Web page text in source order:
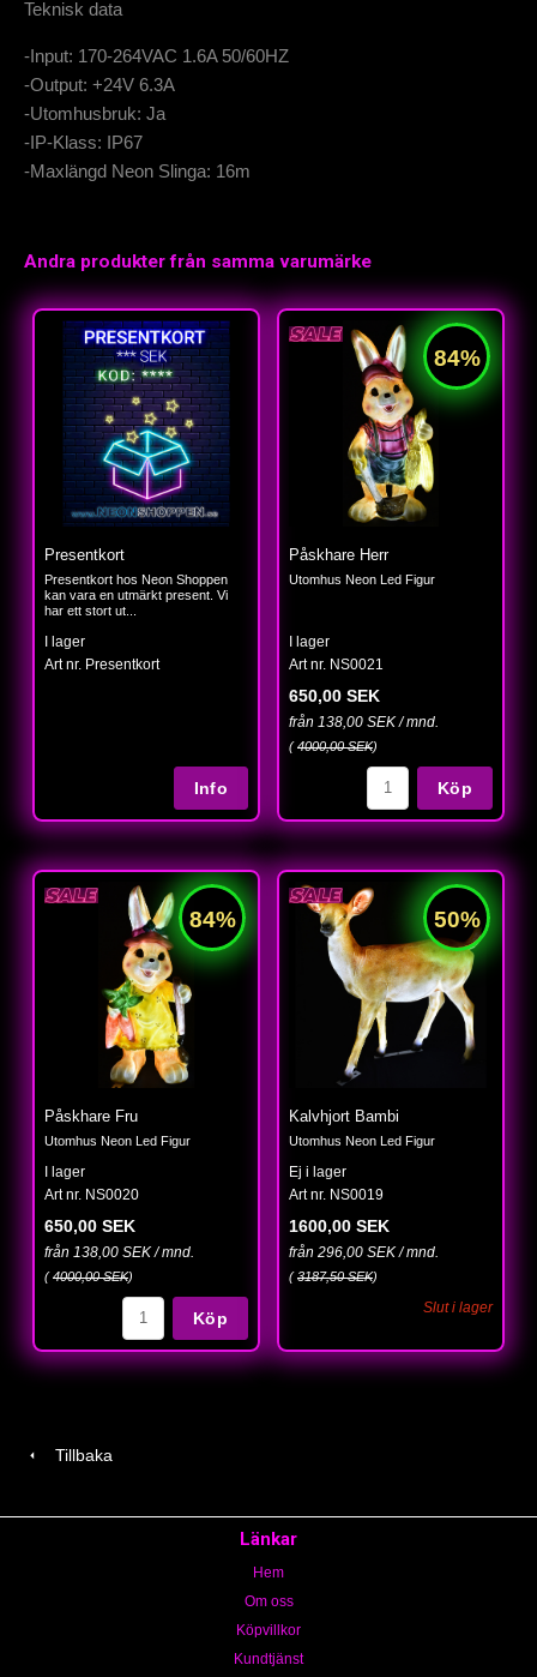
Teknisk data
-Input: 170-264VAC 1.6A 50/60HZ
-Output: +24V 6.3A
-Utomhusbruk: Ja
-IP-Klass: IP67
-Maxlängd Neon Slinga: 16m
Andra produkter från samma varumärke
Presentkort
Presentkort hos Neon Shoppen
kan vara en utmärkt present. Vi
har ett stort ut...
I lager
Art nr. Presentkort
Påskhare Herr
Utomhus Neon Led Figur
I lager
Art nr. NS0021
650,00 SEK
från 138,00 SEK / mnd.
(4000,00 SEK)
Köp
Påskhare Fru
Utomhus Neon Led Figur
I lager
Art nr. NS0020
650,00 SEK
från 138,00 SEK / mnd.
(4000,00 SEK)
Köp
Kalvhjort Bambi
Utomhus Neon Led Figur
Ej i lager
Art nr. NS0019
1600,00 SEK
från 296,00 SEK / mnd.
(3187,50 SEK)
Slut i lager
Tillbaka
Länkar
Hem
Om oss
Köpvillkor
Kundtjänst